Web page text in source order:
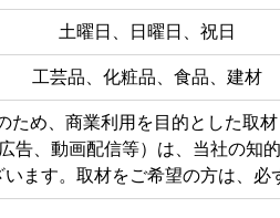
土曜日、日曜日、祝日
工芸品、化粧品、食品、建材
め、商業利用を目的とした取
告、動画配信等）は、当社の知
ます。取材をご希望の方は、必